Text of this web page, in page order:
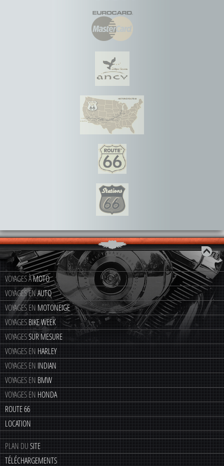
VOYAGES ÀMOTO
VOYAGES ENAUTO
VOYAGES EN MOTONEIGE
VOYAGESBIKE WEEK
VOYAGESSUR MESURE
VOYAGES EN HARLEY
VOYAGES EN INDIAN
VOYAGES EN BMW
VOYAGES EN HONDA
ROUTE 66
LOCATION
PLAN DUSITE
TÉLÉCHARGEMENTS